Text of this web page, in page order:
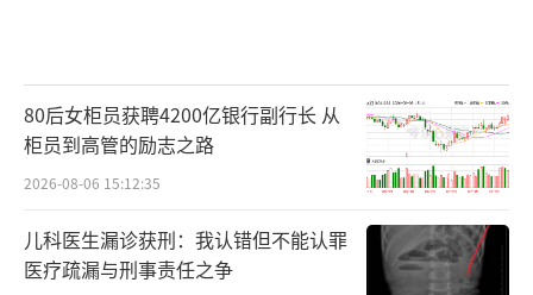
食物，例如痛风患者不适合进食高嘌呤的食
物。
绝多大数人，包括宝宝们只需要愉快吃吃
喝喝，不需要理会相克的问题，日常注重食物
的比例，适当使用就好了。
80后女柜员获聘4200亿银行副行长 从
柜员到高管的励志之路
2026-08-06 15:12:35
儿科医生漏诊获刑：我认错但不能认罪
医疗疏漏与刑事责任之争